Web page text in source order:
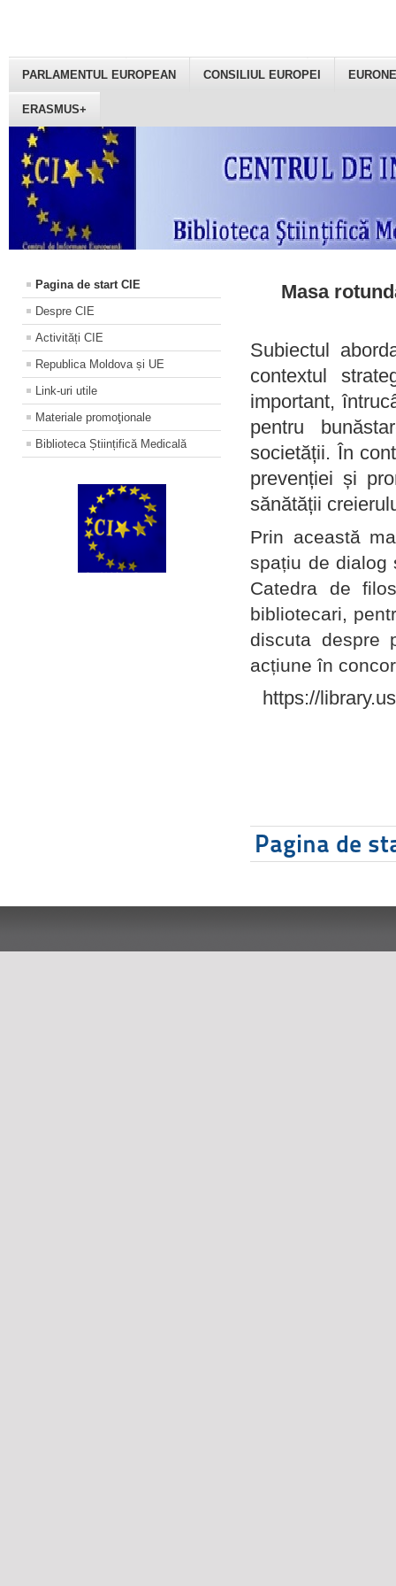
PARLAMENTUL EUROPEAN CONSILIUL EUROPEI
ERASMUS+
Pagina de start CIE
Despre CIE
Activități CIE
Republica Moldova și UE
Link-uri utile
Materiale promoţionale
Biblioteca Științifică Medicală
Masa
Subiectul
contextul
important,
pentru
societății. În
prevenției și
sănătății
Prin această
spațiu de dialog
Catedra de
bibliotecari,
discuta despre
acțiune în
https://
Pagina de